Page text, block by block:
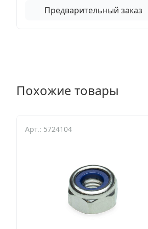
Предварительный заказ
Похожие товары
Арт.: 5724104